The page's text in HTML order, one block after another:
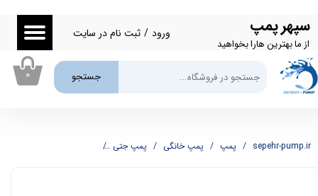
سپهر پمپ
از ما بهترین هارا بخواهید
جستجو
ورود / ثبت نام در سایت
حساب کاربری من
تغییر گذر واژه
سفارشات
۰
sepehr-pump.ir پمپ پمپ خانگی پمپ جتی